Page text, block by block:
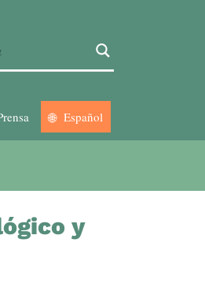
Español
y